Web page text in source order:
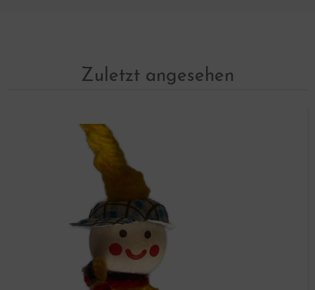
Zuletzt angesehen